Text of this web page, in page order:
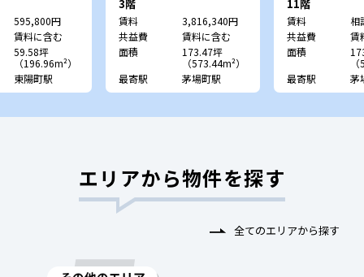
595,800円
賃料に含む
59.58坪
（196.96m²）
東陽町駅
3階
賃料
3,816,340円
共益費
賃料に含む
面積
173.47坪
（573.44m²）
最寄駅
茅場町駅
11階
賃料
相
共益費
賃
面積
最寄駅
茅
エリアから物件を探す
全てのエリアから探す